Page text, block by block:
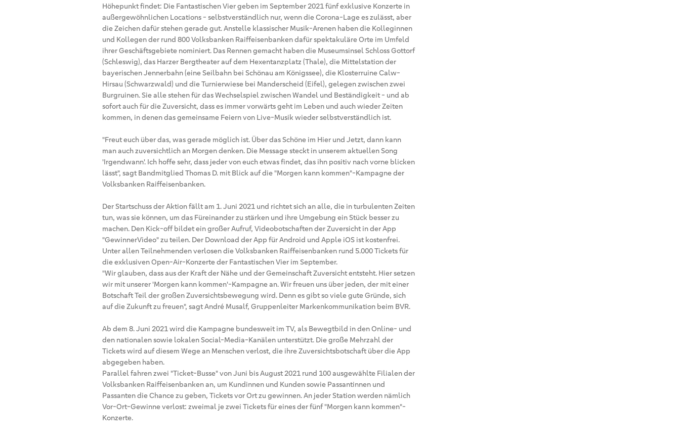
Höhepunkt findet: Die Fantastischen Vier geben im September 2021 fünf exklusive Konzerte in
außergewöhnlichen Locations - selbstverständlich nur, wenn die Corona-Lage es zulässt, aber
die Zeichen dafür stehen gerade gut. Anstelle klassischer Musik-Arenen haben die Kolleginnen
und Kollegen der rund 800 Volksbanken Raiffeisenbanken dafür spektakuläre Orte im Umfeld
ihrer Geschäftsgebiete nominiert. Das Rennen gemacht haben die Museumsinsel Schloss Gottorf
(Schleswig), das Harzer Bergtheater auf dem Hexentanzplatz (Thale), die Mittelstation der
bayerischen Jennerbahn (eine Seilbahn bei Schönau am Königssee), die Klosterruine Calw-
Hirsau (Schwarzwald) und die Turnierwiese bei Manderscheid (Eifel), gelegen zwischen zwei
Burgruinen. Sie alle stehen für das Wechselspiel zwischen Wandel und Beständigkeit - und ab
sofort auch für die Zuversicht, dass es immer vorwärts geht im Leben und auch wieder Zeiten
kommen, in denen das gemeinsame Feiern von Live-Musik wieder selbstverständlich ist.
"Freut euch über das, was gerade möglich ist. Über das Schöne im Hier und Jetzt, dann kann
man auch zuversichtlich an Morgen denken. Die Message steckt in unserem aktuellen Song
'Irgendwann'. Ich hoffe sehr, dass jeder von euch etwas findet, das ihn positiv nach vorne blicken
lässt", sagt Bandmitglied Thomas D. mit Blick auf die "Morgen kann kommen"-Kampagne der
Volksbanken Raiffeisenbanken.
Der Startschuss der Aktion fällt am 1. Juni 2021 und richtet sich an alle, die in turbulenten Zeiten
tun, was sie können, um das Füreinander zu stärken und ihre Umgebung ein Stück besser zu
machen. Den Kick-off bildet ein großer Aufruf, Videobotschaften der Zuversicht in der App
"GewinnerVideo" zu teilen. Der Download der App für Android und Apple iOS ist kostenfrei.
Unter allen Teilnehmenden verlosen die Volksbanken Raiffeisenbanken rund 5.000 Tickets für
die exklusiven Open-Air-Konzerte der Fantastischen Vier im September.
"Wir glauben, dass aus der Kraft der Nähe und der Gemeinschaft Zuversicht entsteht. Hier setzen
wir mit unserer 'Morgen kann kommen'-Kampagne an. Wir freuen uns über jeden, der mit einer
Botschaft Teil der großen Zuversichtsbewegung wird. Denn es gibt so viele gute Gründe, sich
auf die Zukunft zu freuen", sagt André Musalf, Gruppenleiter Markenkommunikation beim BVR.
Ab dem 8. Juni 2021 wird die Kampagne bundesweit im TV, als Bewegtbild in den Online- und
den nationalen sowie lokalen Social-Media-Kanälen unterstützt. Die große Mehrzahl der
Tickets wird auf diesem Wege an Menschen verlost, die ihre Zuversichtsbotschaft über die App
abgegeben haben.
Parallel fahren zwei "Ticket-Busse" von Juni bis August 2021 rund 100 ausgewählte Filialen der
Volksbanken Raiffeisenbanken an, um Kundinnen und Kunden sowie Passantinnen und
Passanten die Chance zu geben, Tickets vor Ort zu gewinnen. An jeder Station werden nämlich
Vor-Ort-Gewinne verlost: zweimal je zwei Tickets für eines der fünf "Morgen kann kommen"-
Konzerte.